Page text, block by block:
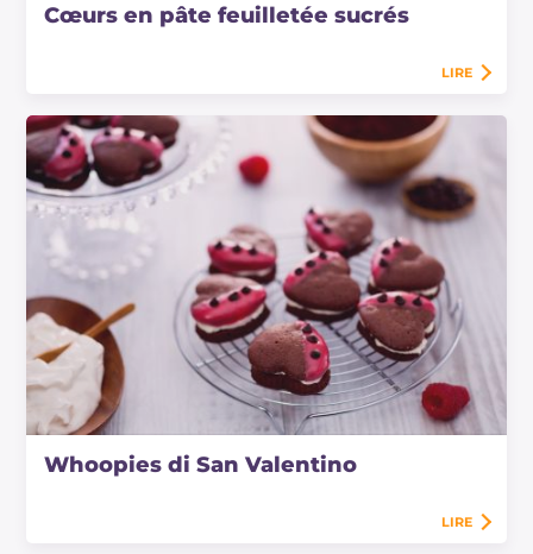
Cœurs en pâte feuilletée sucrés
LIRE
Whoopies di San Valentino
LIRE